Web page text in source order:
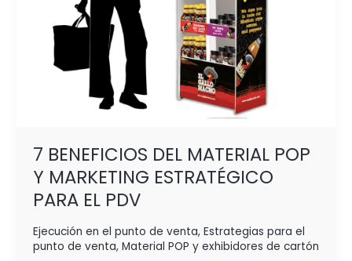
7 BENEFICIOS DEL MATERIAL POP
Y MARKETING ESTRATÉGICO
PARA EL PDV
Ejecución en el punto de venta, Estrategias para el
punto de venta, Material POP y exhibidores de cartón